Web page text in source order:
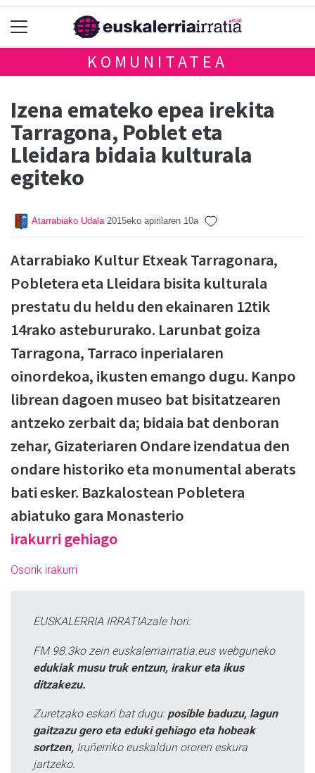
KOMUNITATEA
Izena emateko epea irekita
Tarragona, Poblet eta
Lleidara bidaia kulturala
egiteko
Atarrabiako Udala 2015eko apirilaren 10a
Atarrabiako Kultur Etxeak Tarragonara,
Pobletera eta Lleidara bisita kulturala
prestatu du heldu den ekainaren 12tik
14rako astebururako. Larunbat goiza
Tarragona, Tarraco inperialaren
oinordekoa, ikusten emango dugu. Kanpo
librean dagoen museo bat bisitatzearen
antzeko zerbait da; bidaia bat denboran
zehar, Gizateriaren Ondare izendatua den
ondare historiko eta monumental aberats
bati esker. Bazkalostean Pobletera
abiatuko gara Monasterio
irakurri gehiago
Osorik irakurri
EUSKALERRIA IRRATIAzale hori:
FM 98.3ko zein euskalerriairratia.eus webguneko
edukiak musu truk entzun, irakur eta ikus
ditzakezu.
Zuretzako eskari bat dugu: posible baduzu, lagun
gaitzazu gero eta eduki gehiago eta hobeak
sortzen, Iruñerriko euskaldun ororen eskura
jartzeko.